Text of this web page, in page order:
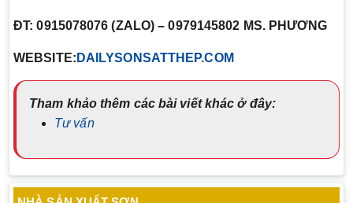
ĐT: 0915078076 (ZALO) – 0979145802 MS. PHƯƠNG
WEBSITE: DAILYSONSATTHEP.COM
Tham khảo thêm các bài viết khác ở đây:
Tư vấn